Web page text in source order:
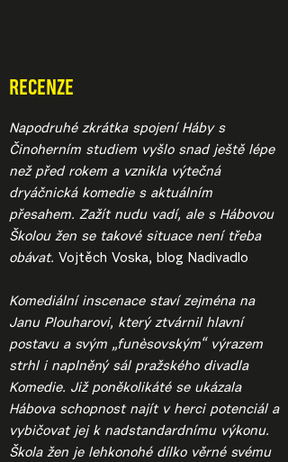
RECENZE
Napodruhé zkrátka spojení Háby s
Činoherním studiem vyšlo snad ještě lépe
než před rokem a vznikla výtečná
dryáčnická komedie s aktuálním
přesahem. Zažít nudu vadí, ale s Hábovou
Školou žen se takové situace není třeba
obávat. Vojtěch Voska, blog Nadivadlo
Komediální inscenace staví zejména na
Janu Plouharovi, který ztvárnil hlavní
postavu a svým „funèsovským“ výrazem
strhl i naplněný sál pražského divadla
Komedie. Již poněkolikáté se ukázala
Hábova schopnost najít v herci potenciál a
vybičovat jej k nadstandardnímu výkonu.
Škola žen je lehkonohé dílko věrné svému